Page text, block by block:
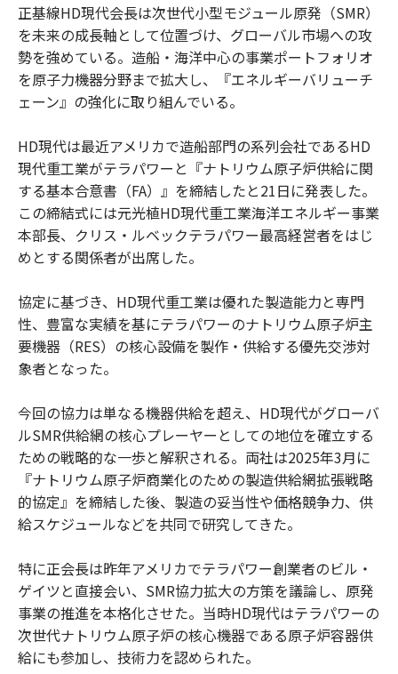
正基線HD現代会長は次世代小型モジュール原発（SMR）
を未来の成長軸として位置づけ、グローバル市場への攻
勢を強めている。造船・海洋中心の事業ポートフォリオ
を原子力機器分野まで拡大し、『エネルギーバリューチ
ェーン』の強化に取り組んでいる。
HD現代は最近アメリカで造船部門の系列会社であるHD
現代重工業がテラパワーと『ナトリウム原子炉供給に関
する基本合意書（FA）』を締結したと21日に発表した。
この締結式には元光植HD現代重工業海洋エネルギー事業
本部長、クリス・ルベックテラパワー最高経営者をはじ
めとする関係者が出席した。
協定に基づき、HD現代重工業は優れた製造能力と専門
性、豊富な実績を基にテラパワーのナトリウム原子炉主
要機器（RES）の核心設備を製作・供給する優先交渉対
象者となった。
今回の協力は単なる機器供給を超え、HD現代がグローバ
ルSMR供給網の核心プレーヤーとしての地位を確立する
ための戦略的な一歩と解釈される。両社は2025年3月に
『ナトリウム原子炉商業化のための製造供給網拡張戦略
的協定』を締結した後、製造の妥当性や価格競争力、供
給スケジュールなどを共同で研究してきた。
特に正会長は昨年アメリカでテラパワー創業者のビル・
ゲイツと直接会い、SMR協力拡大の方策を議論し、原発
事業の推進を本格化させた。当時HD現代はテラパワーの
次世代ナトリウム原子炉の核心機器である原子炉容器供
給にも参加し、技術力を認められた。